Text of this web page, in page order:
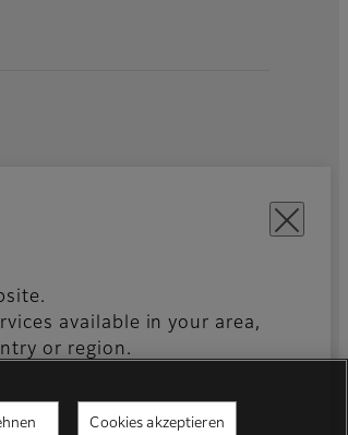
available in your area,
or region.
Cookies akzeptieren